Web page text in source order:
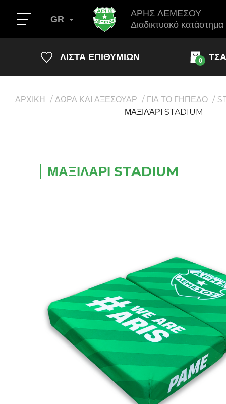
ΑΡΗΣ ΛΕΜΕΣΟΥ
Διαδικτυακό κατάστημα
GR
ΛΊΣΤΑ ΕΠΙΘΥΜΙΏΝ 0
ΑΡΧΙΚΗ ΔΩΡΑ ΚΑΙ ΑΞΕΣΟΥΑΡ ΓΙΑ ΤΟ ΓΗΠΕΔΟ
ΜΑΞΙΛΆΡΙ STADIUM
ΜΑΞΙΛΆΡΙ STADIUM